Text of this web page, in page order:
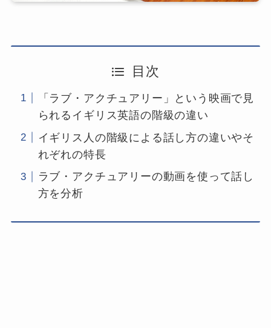
目次
「ラブ・アクチュアリー」という映画で見
られるイギリス英語の階級の違い
イギリス人の階級による話し方の違いやそ
れぞれの特長
ラブ・アクチュアリーの動画を使って話し
方を分析